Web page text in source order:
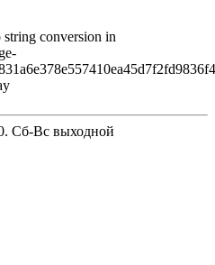
conversion in
Сб-Вс выходной